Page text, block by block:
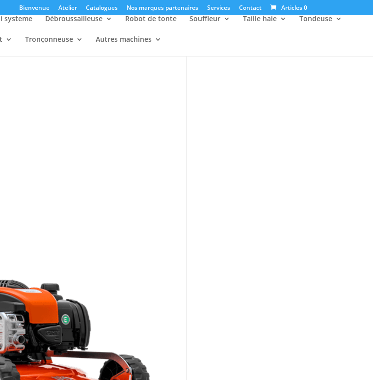
Bienvenue Atelier Catalogues Nos marques partenaires Services Contact Articles 0
systeme Débroussailleuse Robot de tonte Souffleur Taille haie Tondeuse
Tronçonneuse Autres machines